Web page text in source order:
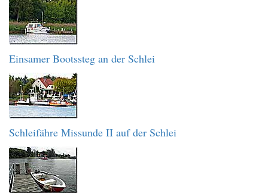
Einsamer Bootssteg an der Schlei
Schleifähre Missunde II auf der Schlei